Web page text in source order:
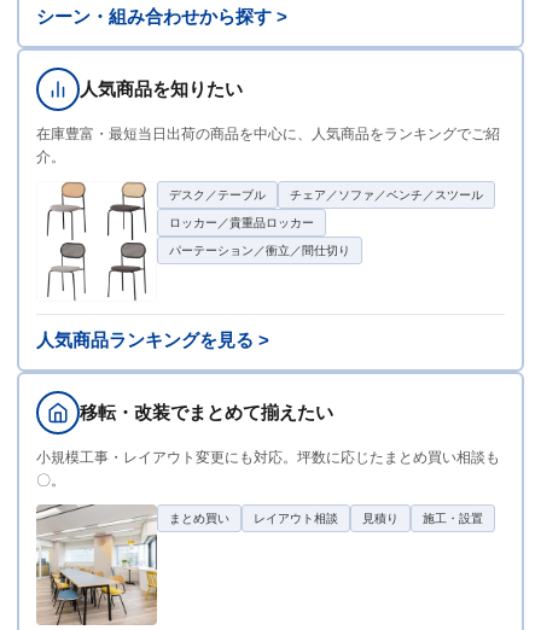
シーン・組み合わせから探す >
人気商品を知りたい
在庫豊富・最短当日出荷の商品を中心に、人気商品をランキングでご紹
介。
デスク／テーブル チェア／ソファ／ベンチ／スツール
ロッカー／貴重品ロッカー
パーテーション／衝立／間仕切り
人気商品ランキングを見る >
移転・改装でまとめて揃えたい
小規模工事・レイアウト変更にも対応。坪数に応じたまとめ買い相談も
〇。
まとめ買い レイアウト相談 見積り 施工・設置